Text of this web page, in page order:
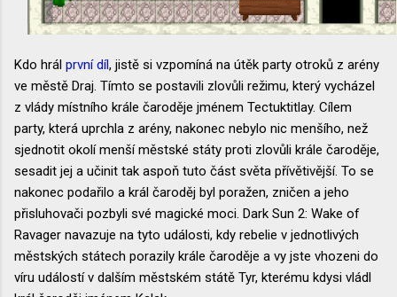
Kdo hrál první díl, jistě si vzpomíná na útěk party otroků z arény
ve městě Draj. Tímto se postavili zlovůli režimu, který vycházel
z vlády místního krále čaroděje jménem Tectuktitlay. Cílem
party, která uprchla z arény, nakonec nebylo nic menšího, než
sjednotit okolí menší městské státy proti zlovůli krále čaroděje,
sesadit jej a učinit tak aspoň tuto část světa přívětivější. To se
nakonec podařilo a král čaroděj byl poražen, zničen a jeho
přisluhovači pozbyli své magické moci. Dark Sun 2: Wake of
Ravager navazuje na tyto události, kdy rebelie v jednotlivých
městských státech porazily krále čaroděje a vy jste vhozeni do
víru událostí v dalším městském státě Tyr, kterému kdysi vládl